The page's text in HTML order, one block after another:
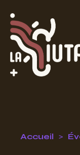
Accueil